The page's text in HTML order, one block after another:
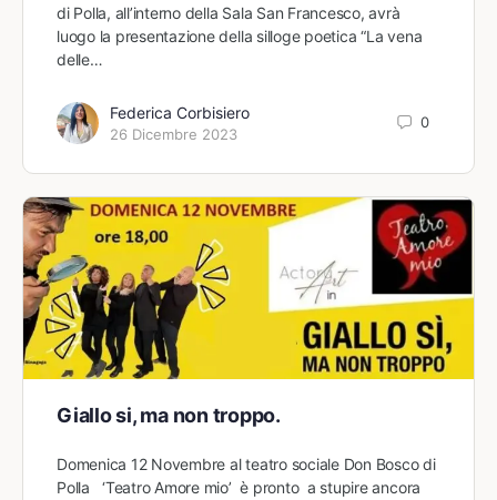
di Polla, all’interno della Sala San Francesco, avrà
luogo la presentazione della silloge poetica “La vena
delle…
Federica Corbisiero
26 Dicembre 2023
0
Giallo si, ma non troppo.
Domenica 12 Novembre al teatro sociale Don Bosco di
Polla ‘Teatro Amore mio’ è pronto a stupire ancora